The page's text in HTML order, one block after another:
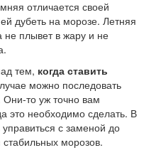
отличается своей
дубеть на морозе. Летняя
не плывет в жару и не
тем, когда ставить
можно последовать
то уж точно вам
это необходимо сделать. В
с заменой до
стабильных морозов.